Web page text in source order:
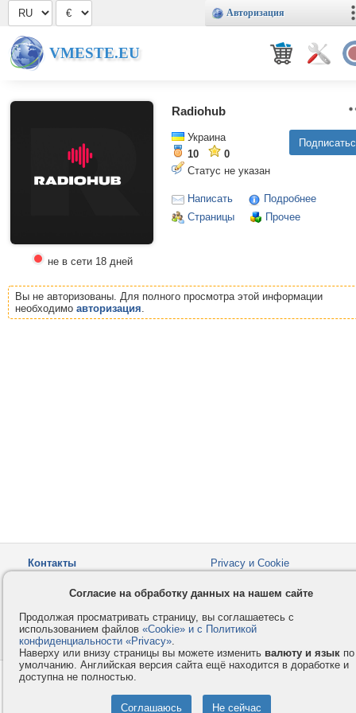
Авторизация
VMESTE.EU
не в сети 18 дней
Radiohub
Украина
10
0
Статус не указан
Написать
Подробнее
Страницы
Прочее
Вы не авторизованы. Для полного просмотра этой информации
необходимо авторизация.
Контакты
Privacy и Cookie
Как оплатить
Форумы
© 2008-2026VMESTE.EU
Согласие на обработку данных на нашем сайте
Продолжая просматривать страницу, вы соглашаетесь с
использованием файлов «Cookie» и с Политикой
конфиденциальности «Privacy».
Наверху или внизу страницы вы можете изменить валюту и язык по
умолчанию. Английская версия сайта ещё находится в доработке и
доступна не полностью.